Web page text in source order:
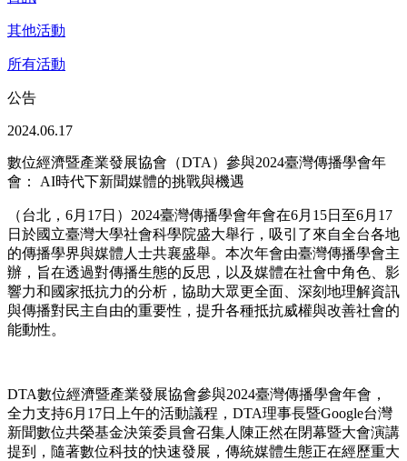
其他活動
所有活動
公告
2024.06.17
數位經濟暨產業發展協會（DTA）參與2024臺灣傳播學會年
會： AI時代下新聞媒體的挑戰與機遇
（台北， 6月 17日） 2024臺灣傳播學會年會在6月 15日至6月 17
日於國立臺灣大學社會科學院盛大舉行，吸引了來自全台各地
的傳播學界與媒體人士共襄盛舉。本次年會由臺灣傳播學會主
辦，旨在透過對傳播生態的反思，以及媒體在社會中角色、影
響力和國家抵抗力的分析，協助大眾更全面、深刻地理解資訊
與傳播對民主自由的重要性，提升各種抵抗威權與改善社會的
能動性。
DTA數位經濟暨產業發展協會參與2024臺灣傳播學會年會，
全力支持6月 17日上午的活動議程， DTA理事長暨Google台灣
新聞數位共榮基金決策委員會召集人陳正然在閉幕暨大會演講
提到，隨著數位科技的快速發展，傳統媒體生態正在經歷重大